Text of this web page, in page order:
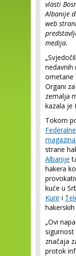
vlasti
Albanije
web
medija.
nedavnih
ometane
Organi
zemalja
kazala je
Tokom
strane
Albanije
hakera
kuće u
Kuriri
„Ovi
značaja
protok